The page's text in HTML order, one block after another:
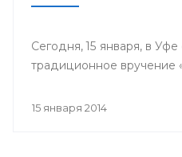
Сегодня, 15 января, в Уфе
традиционное вручение
15 января 2014